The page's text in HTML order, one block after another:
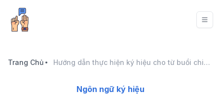
Trang Chủ Hướng dẫn thực hiện ký hiệu cho từ buổi chiều
Ngôn ngữ ký hiệu